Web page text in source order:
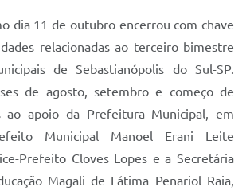
dia 11 de outubro encerrou com chave
relacionadas ao terceiro bimestre
de Sebastianópolis do Sul-SP.
de agosto, setembro e começo de
ao apoio da Prefeitura Municipal, em
Municipal Manoel Erani Leite
Prefeito Cloves Lopes e a Secretária
Magali de Fátima Penariol Raia,